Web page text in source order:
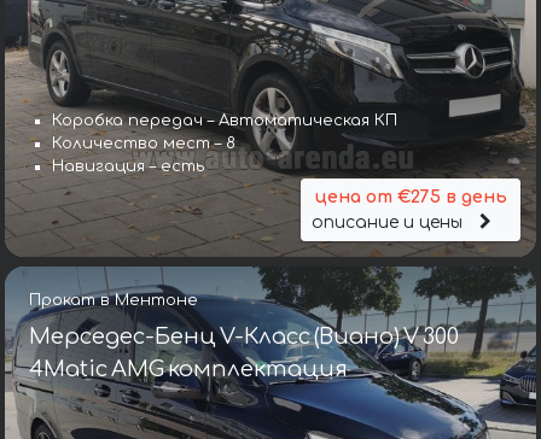
Коробка передач – Автоматическая КП
Количество мест – 8
Навигация – есть
цена от €275 в день
описание и цены
Прокат в Ментоне
Мерседес-Бенц V-Класс (Виано) V 300
4Matic AMG комплектация